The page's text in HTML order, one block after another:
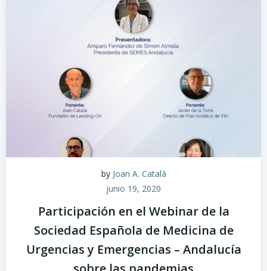
by Joan A. Català
junio 19, 2020
Participación en el Webinar de la
Sociedad Española de Medicina de
Urgencias y Emergencias – Andalucía